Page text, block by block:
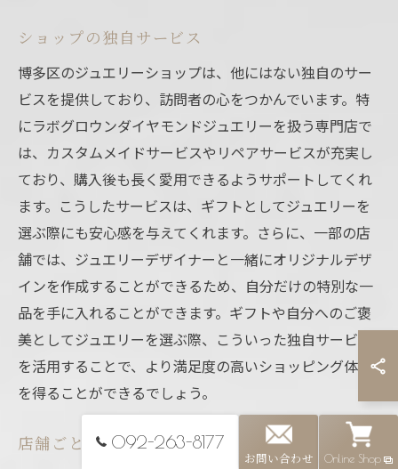
ショップの独自サービス
博多区のジュエリーショップは、他にはない独自のサー
ビスを提供しており、訪問者の心をつかんでいます。特
にラボグロウンダイヤモンドジュエリーを扱う専門店で
は、カスタムメイドサービスやリペアサービスが充実し
ており、購入後も長く愛用できるようサポートしてくれ
ます。こうしたサービスは、ギフトとしてジュエリーを
選ぶ際にも安心感を与えてくれます。さらに、一部の店
舗では、ジュエリーデザイナーと一緒にオリジナルデザ
インを作成することができるため、自分だけの特別な一
品を手に入れることができます。ギフトや自分へのご褒
美としてジュエリーを選ぶ際、こういった独自サービス
を活用することで、より満足度の高いショッピング体験
を得ることができるでしょう。
店舗ごとの特徴と魅力
092-263-8177
お問い合わせ Online Shop